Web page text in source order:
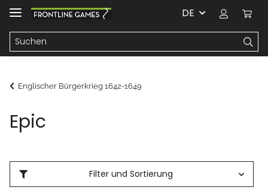
DE
Englischer Bürgerkrieg 1642-1649
Epic
Filter und Sortierung